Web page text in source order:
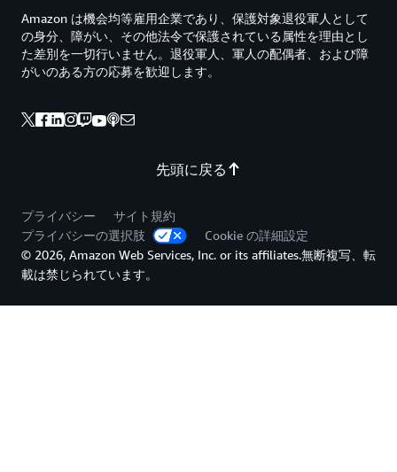
先頭に戻る
Amazon は機会均等雇用企業であり、保護対象退役軍人として
の身分、障がい、その他法令で保護されている属性を理由とし
た差別を一切行いません。退役軍人、軍人の配偶者、および障
がいのある方の応募を歓迎します。
プライバシー
サイト規約
プライバシーの選択肢
Cookie の詳細設定
© 2026, Amazon Web Services, Inc. or its affiliates.無断複写、転
載は禁じられています。